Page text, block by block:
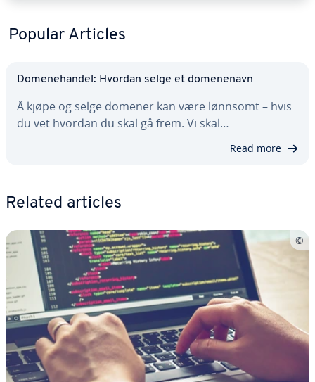
Popular Articles
Domenehandel: Hvordan selge et domenenavn
Å kjøpe og selge domener kan være lønnsomt – hvis
du vet hvordan du skal gå frem. Vi skal…
Read more
Related articles